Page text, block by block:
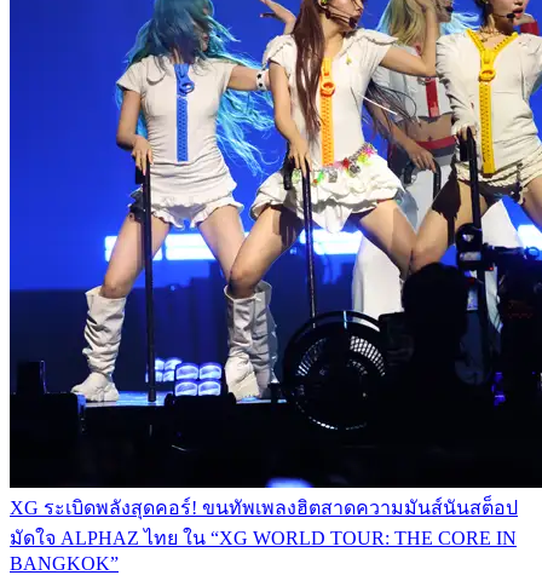
XG ระเบิดพลังสุดคอร์! ขนทัพเพลงฮิตสาดความมันส์นันสต็อป
มัดใจ ALPHAZ ไทย ใน “XG WORLD TOUR: THE CORE IN
BANGKOK”